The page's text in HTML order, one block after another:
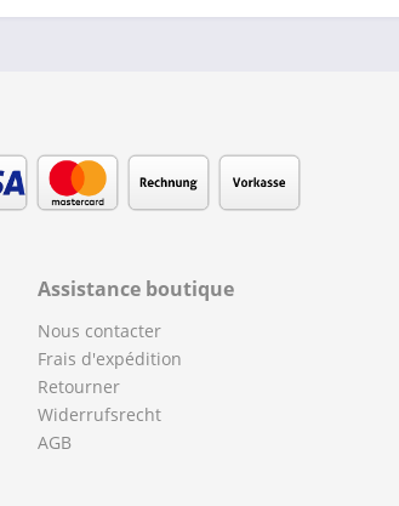
Assistance boutique
Nous contacter
Frais d'expédition
Retourner
Widerrufsrecht
AGB